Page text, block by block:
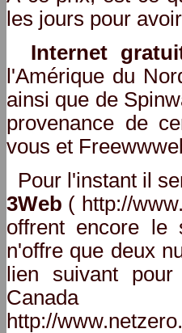
les jours pour
Internet
l'Amérique du
ainsi que de
provenance de
vous et
Pour l'instant il
3Web ( http://
offrent encore le
n'offre que deux
lien suivant
http://